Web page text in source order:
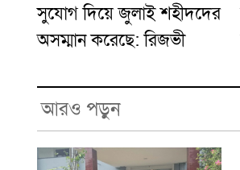
সুযোগ দিয়ে জুলাই শহীদদের
অসম্মান করেছে: রিজভী
আরও পড়ুন